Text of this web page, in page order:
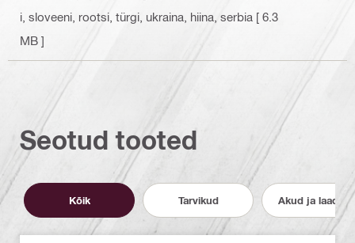
i, sloveeni, rootsi, türgi, ukraina, hiina, serbia [ 6.3
MB ]
Seotud tooted
Kõik Tarvikud Akud ja laadijad